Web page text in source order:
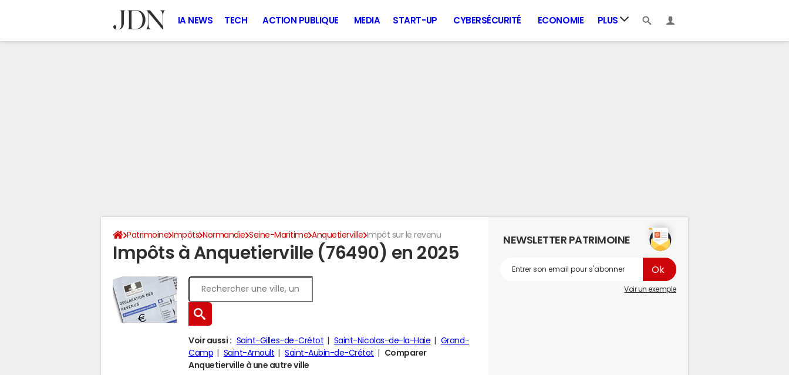
IA NEWS TECH ACTION PUBLIQUE MEDIA START-UP CYBERSÉCURITÉ ECONOMIE PLUS
Patrimoine Impôts Normandie Seine-Maritime Anquetierville Impôt sur le revenu
Impôts à Anquetierville (76490) en 2025
Voir aussi : Saint-Gilles-de-Crétot Saint-Nicolas-de-la-Haie
Grand-
Camp
Saint-Arnoult Saint-Aubin-de-Crétot
Comparer
Anquetierville à une autre ville
NEWSLETTER PATRIMOINE
Voir un exemple